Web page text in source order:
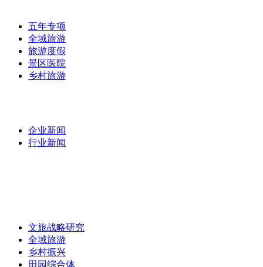
五年专项
全域旅游
旅游度假
景区医院
乡村旅游
企业新闻
行业新闻
文旅战略研究
全域旅游
乡村振兴
田园综合体